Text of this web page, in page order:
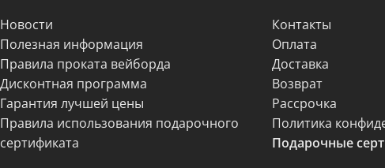
Новости
Полезная информация
Правила проката вейборда
Дисконтная программа
Гарантия лучшей цены
Правила использования подарочного
сертификата
Контакты
Оплата
Доставка
Возврат
Рассрочка
Политика
Подарочные